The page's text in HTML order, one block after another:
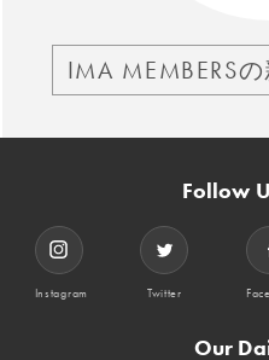
IMA MEMBERS
Follow
Instagram Twitter
Our